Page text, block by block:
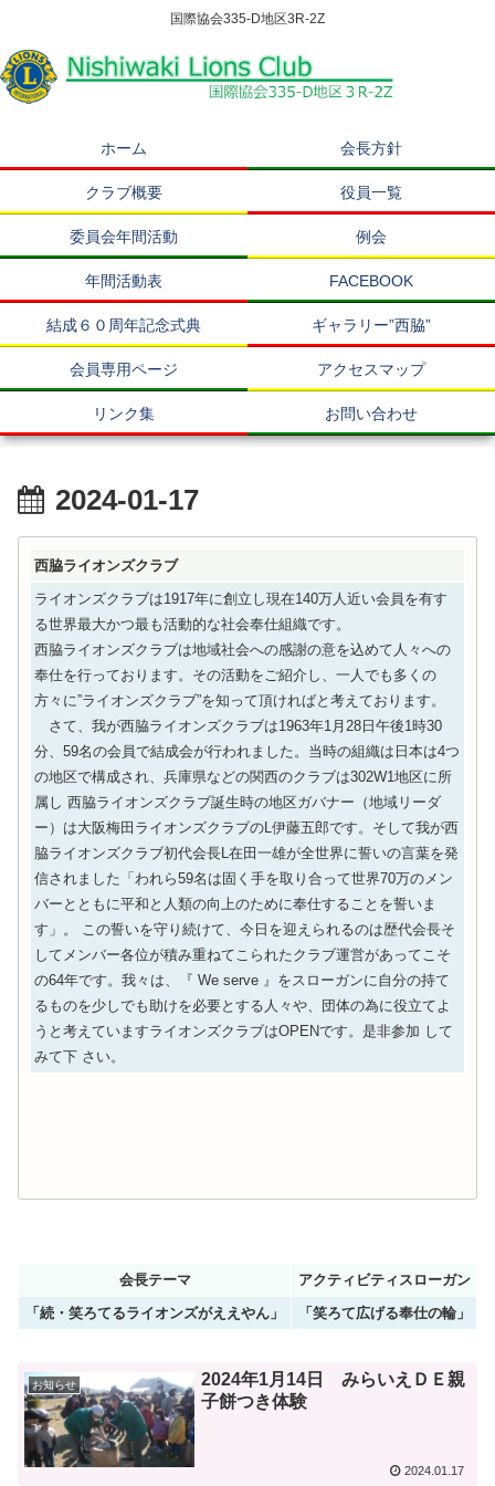
国際協会335-D地区3R-2Z
ホーム 会長方針
クラブ概要 役員一覧
委員会年間活動 例会
年間活動表 FACEBOOK
結成６０周年記念式典 ギャラリー”西脇”
会員専用ページ アクセスマップ
リンク集 お問い合わせ
2024-01-17
西脇ライオンズクラブ
ライオンズクラブは1917年に創立し現在140万人近い会員を有す
る世界最大かつ最も活動的な社会奉仕組織です。
西脇ライオンズクラブは地域社会への感謝の意を込めて人々への
奉仕を行っております。その活動をご紹介し、一人でも多くの
方々に”ライオンズクラブ”を知って頂ければと考えております。
さて、我が西脇ライオンズクラブは1963年1月28日午後1時30
分、59名の会員で結成会が行われました。当時の組織は日本は4つ
の地区で構成され、兵庫県などの関西のクラブは302W1地区に所
属し 西脇ライオンズクラブ誕生時の地区ガバナー（地域リーダ
ー）は大阪梅田ライオンズクラブのL伊藤五郎です。そして我が西
脇ライオンズクラブ初代会長L在田一雄が全世界に誓いの言葉を発
信されました「われら59名は固く手を取り合って世界70万のメン
バーとともに平和と人類の向上のために奉仕することを誓いま
す」。 この誓いを守り続けて、今日を迎えられるのは歴代会長そ
してメンバー各位が積み重ねてこられたクラブ運営があってこそ
の64年です。我々は、『 We serve 』をスローガンに自分の持て
るものを少しでも助けを必要とする人々や、団体の為に役立てよ
うと考えていますライオンズクラブはOPENです。是非参加 して
みて下 さい。
会長テーマ
アクティビティスローガン
「続・笑ろてるライオンズがええやん」
「笑ろて広げる奉仕の輪」
お知らせ
2024年1月14日 みらいえＤＥ親
子餅つき体験
2024.01.17